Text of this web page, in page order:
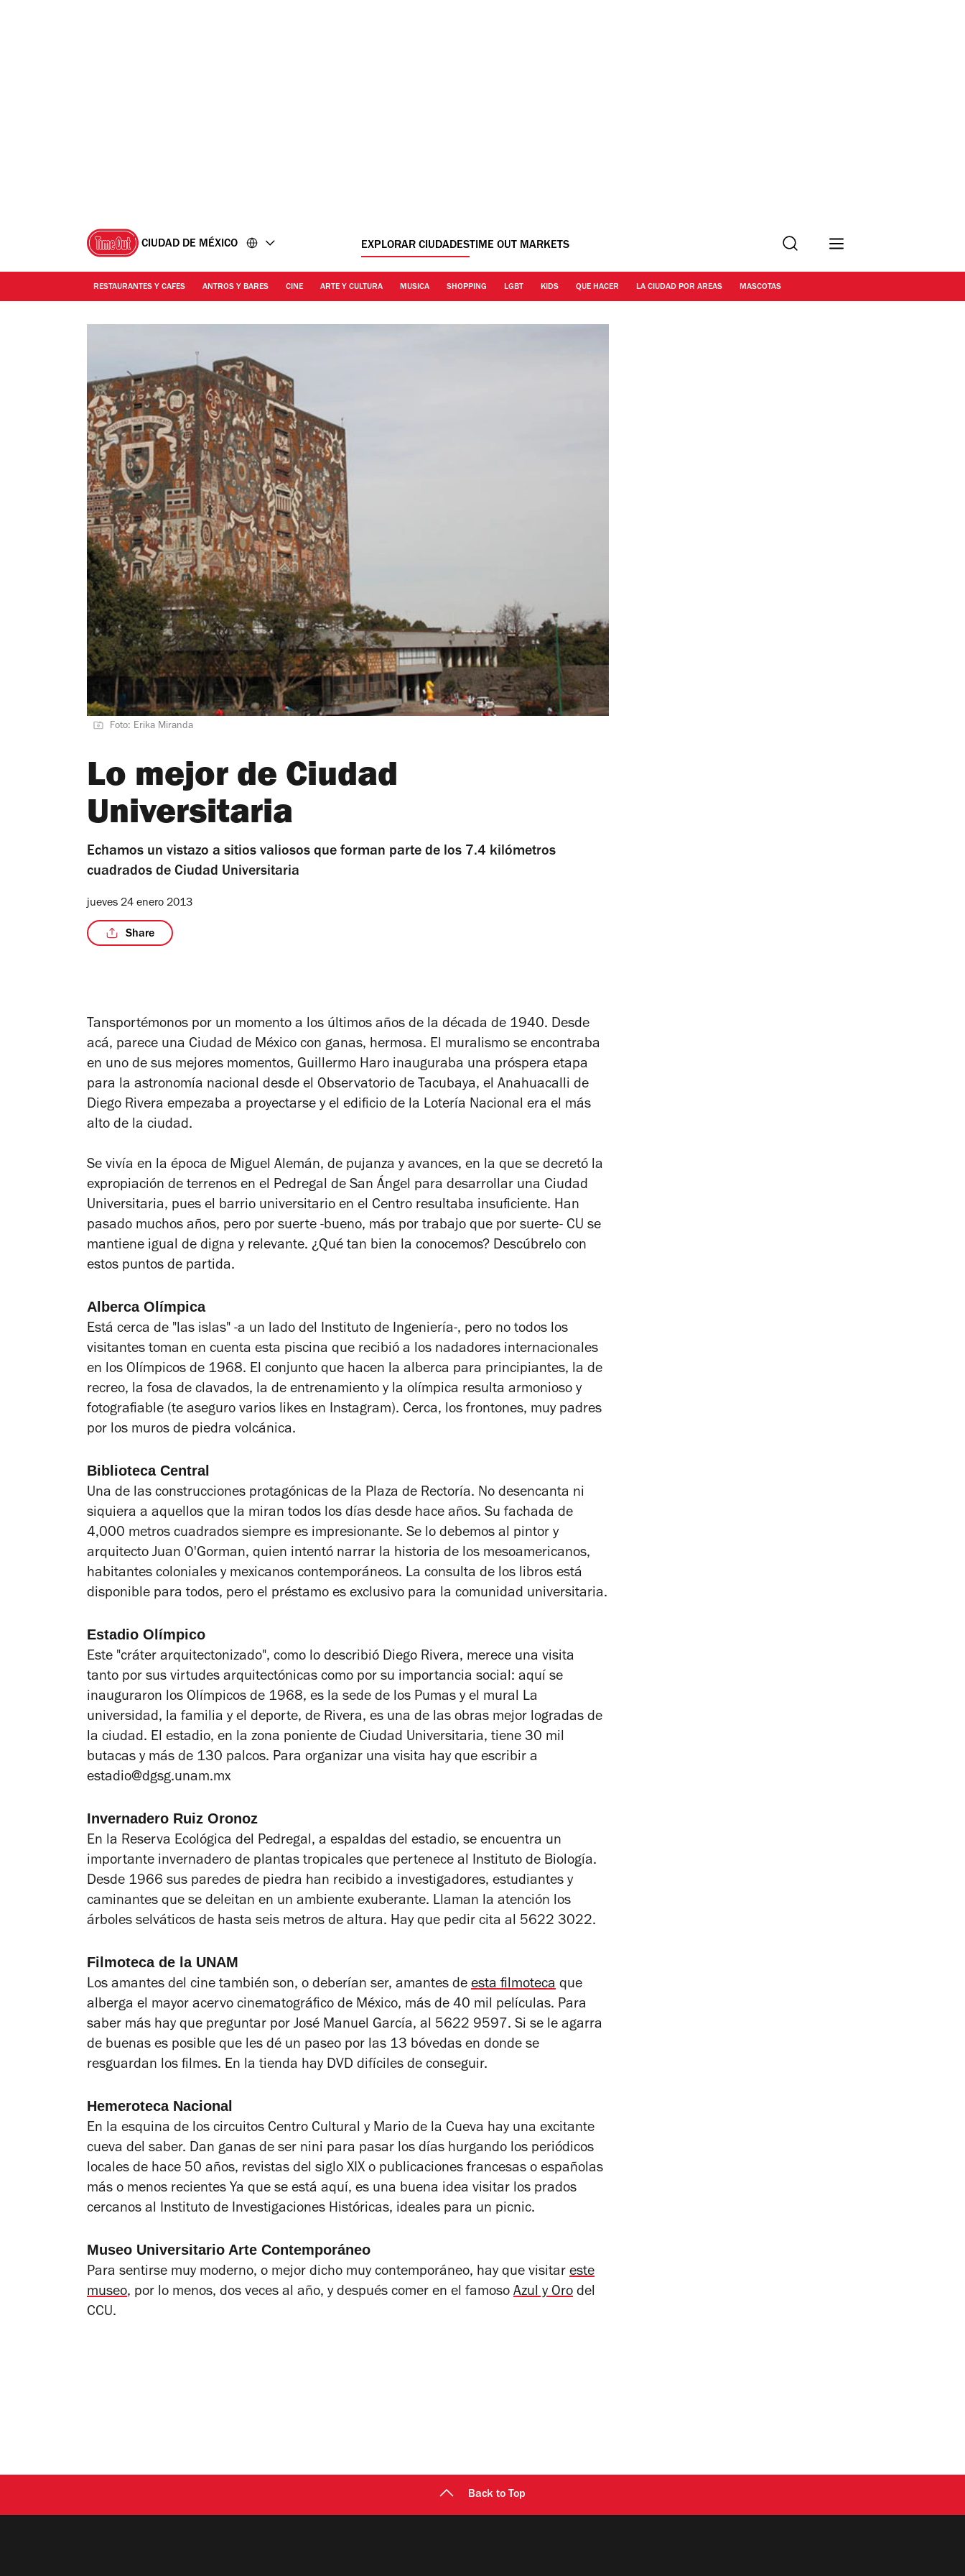
CIUDAD DE MÉXICO EXPLORAR CIUDADESTIME OUT MARKETS Buscar
RESTAURANTES Y CAFES ANTROS Y BARES CINE ARTE Y CULTURA MUSICA SHOPPING LGBT KIDS QUE HACER LA CIUDAD POR AREAS MASCOTAS
Foto: Erika Miranda
Lo mejor de Ciudad
Universitaria
Echamos un vistazo a sitios valiosos que forman parte de los 7.4 kilómetros
cuadrados de Ciudad Universitaria
jueves 24 enero 2013
Share
Tansportémonos por un momento a los últimos años de la década de 1940. Desde
acá, parece una Ciudad de México con ganas, hermosa. El muralismo se encontraba
en uno de sus mejores momentos, Guillermo Haro inauguraba una próspera etapa
para la astronomía nacional desde el Observatorio de Tacubaya, el Anahuacalli de
Diego Rivera empezaba a proyectarse y el edificio de la Lotería Nacional era el más
alto de la ciudad.
Se vivía en la época de Miguel Alemán, de pujanza y avances, en la que se decretó la
expropiación de terrenos en el Pedregal de San Ángel para desarrollar una Ciudad
Universitaria, pues el barrio universitario en el Centro resultaba insuficiente. Han
pasado muchos años, pero por suerte -bueno, más por trabajo que por suerte- CU se
mantiene igual de digna y relevante. ¿Qué tan bien la conocemos? Descúbrelo con
estos puntos de partida.
Alberca Olímpica
Está cerca de "las islas" -a un lado del Instituto de Ingeniería-, pero no todos los
visitantes toman en cuenta esta piscina que recibió a los nadadores internacionales
en los Olímpicos de 1968. El conjunto que hacen la alberca para principiantes, la de
recreo, la fosa de clavados, la de entrenamiento y la olímpica resulta armonioso y
fotografiable (te aseguro varios likes en Instagram). Cerca, los frontones, muy padres
por los muros de piedra volcánica.
Biblioteca Central
Una de las construcciones protagónicas de la Plaza de Rectoría. No desencanta ni
siquiera a aquellos que la miran todos los días desde hace años. Su fachada de
4,000 metros cuadrados siempre es impresionante. Se lo debemos al pintor y
arquitecto Juan O'Gorman, quien intentó narrar la historia de los mesoamericanos,
habitantes coloniales y mexicanos contemporáneos. La consulta de los libros está
disponible para todos, pero el préstamo es exclusivo para la comunidad universitaria.
Estadio Olímpico
Este "cráter arquitectonizado", como lo describió Diego Rivera, merece una visita
tanto por sus virtudes arquitectónicas como por su importancia social: aquí se
inauguraron los Olímpicos de 1968, es la sede de los Pumas y el mural La
universidad, la familia y el deporte, de Rivera, es una de las obras mejor logradas de
la ciudad. El estadio, en la zona poniente de Ciudad Universitaria, tiene 30 mil
butacas y más de 130 palcos. Para organizar una visita hay que escribir a
estadio@dgsg.unam.mx
Invernadero Ruiz Oronoz
En la Reserva Ecológica del Pedregal, a espaldas del estadio, se encuentra un
importante invernadero de plantas tropicales que pertenece al Instituto de Biología.
Desde 1966 sus paredes de piedra han recibido a investigadores, estudiantes y
caminantes que se deleitan en un ambiente exuberante. Llaman la atención los
árboles selváticos de hasta seis metros de altura. Hay que pedir cita al 5622 3022.
Filmoteca de la UNAM
Los amantes del cine también son, o deberían ser, amantes de esta filmoteca que
alberga el mayor acervo cinematográfico de México, más de 40 mil películas. Para
saber más hay que preguntar por José Manuel García, al 5622 9597 . Si se le agarra
de buenas es posible que les dé un paseo por las 13 bóvedas en donde se
resguardan los filmes. En la tienda hay DVD difíciles de conseguir.
Hemeroteca Nacional
En la esquina de los circuitos Centro Cultural y Mario de la Cueva hay una excitante
cueva del saber. Dan ganas de ser nini para pasar los días hurgando los periódicos
locales de hace 50 años, revistas del siglo XIX o publicaciones francesas o españolas
más o menos recientes Ya que se está aquí, es una buena idea visitar los prados
cercanos al Instituto de Investigaciones Históricas, ideales para un picnic.
Museo Universitario Arte Contemporáneo
Para sentirse muy moderno, o mejor dicho muy contemporáneo, hay que visitar este
museo, por lo menos, dos veces al año, y después comer en el famoso Azul y Oro del
CCU.
Back to Top